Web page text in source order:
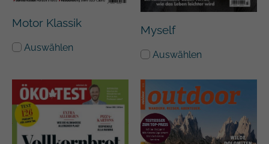
Motor Klassik
Auswählen
Myself
Auswählen